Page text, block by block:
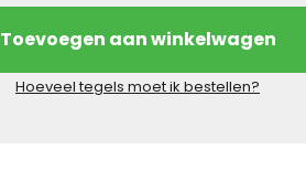
Toevoegen aan winkelwagen
Hoeveel tegels moet ik bestellen?